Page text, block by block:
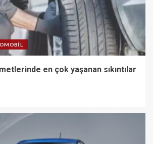
en çok yaşanan sıkıntılar